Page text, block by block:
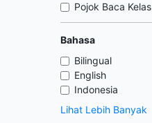
Pojok Baca Kelas
Bahasa
Bilingual
English
Indonesia
Lihat Lebih Banyak